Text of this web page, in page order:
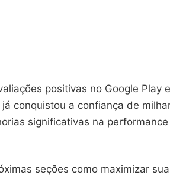
positivas no Google Play
já conquistou a confiança de
significativas na
seções como maximizar